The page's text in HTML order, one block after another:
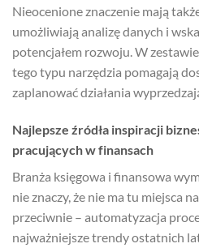
Nieocenione znaczenie mają
umożliwiają analizę danych i
potencjałem rozwoju. W
tego typu narzędzia pomagają
zaplanować działania
Najlepsze źródła inspiracji
pracujących w finansach
Branża księgowa i finansowa
nie znaczy, że nie ma tu miejsca
przeciwnie – automatyzacja
najważniejsze trendy ostatnich